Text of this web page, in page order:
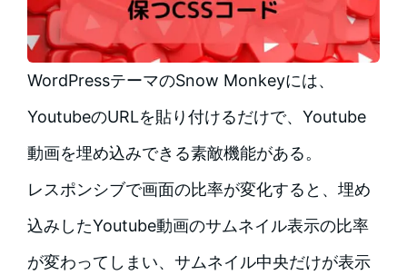
WordPressテーマのSnow Monkeyには、
YoutubeのURLを貼り付けるだけで、Youtube
動画を埋め込みできる素敵機能がある。
レスポンシブで画面の比率が変化すると、埋め
込みしたYoutube動画のサムネイル表示の比率
が変わってしまい、サムネイル中央だけが表示